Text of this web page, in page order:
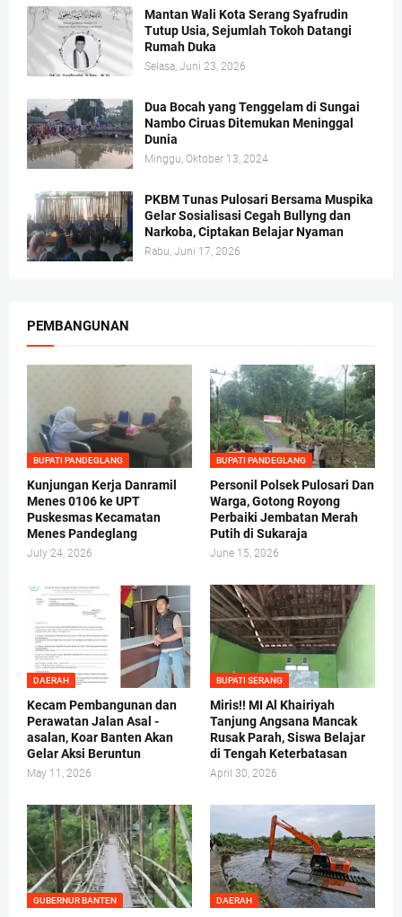
Mantan Wali Kota Serang Syafrudin
Tutup Usia, Sejumlah Tokoh Datangi
Rumah Duka
Selasa, Juni 23, 2026
Dua Bocah yang Tenggelam di Sungai
Nambo Ciruas Ditemukan Meninggal
Dunia
Minggu, Oktober 13, 2024
PKBM Tunas Pulosari Bersama Muspika
Gelar Sosialisasi Cegah Bullyng dan
Narkoba, Ciptakan Belajar Nyaman
Rabu, Juni 17, 2026
PEMBANGUNAN
BUPATI PANDEGLANG
Kunjungan Kerja Danramil
Menes 0106 ke UPT
Puskesmas Kecamatan
Menes Pandeglang
July 24, 2026
BUPATI PANDEGLANG
Personil Polsek Pulosari Dan
Warga, Gotong Royong
Perbaiki Jembatan Merah
Putih di Sukaraja
June 15, 2026
DAERAH
Kecam Pembangunan dan
Perawatan Jalan Asal -
asalan, Koar Banten Akan
Gelar Aksi Beruntun
May 11, 2026
BUPATI SERANG
Miris!! MI Al Khairiyah
Tanjung Angsana Mancak
Rusak Parah, Siswa Belajar
di Tengah Keterbatasan
April 30, 2026
GUBERNUR BANTEN DAERAH